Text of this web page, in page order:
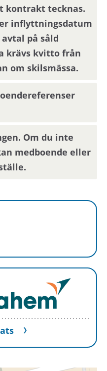
kontrakt tecknas.
inflyttningsdatum
på såld
krävs kvitto från
om skilsmässa.
Om du inte
medboende eller